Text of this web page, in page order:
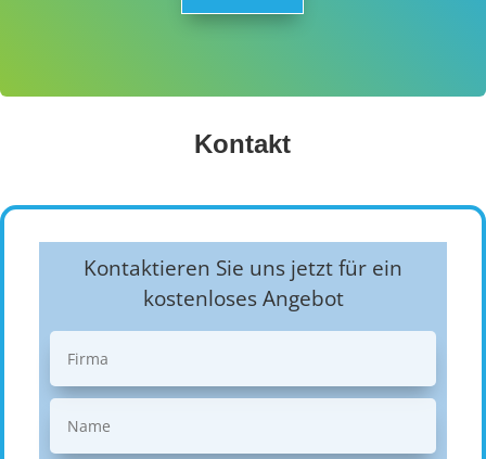
Kontakt
Kontaktieren Sie uns jetzt für ein
kostenloses Angebot